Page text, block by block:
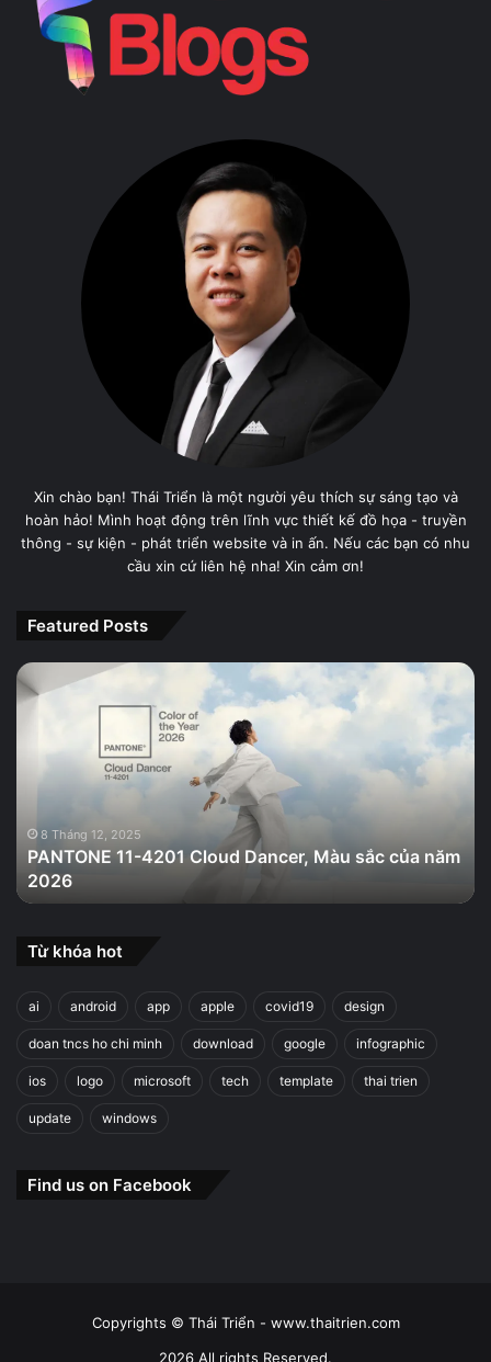
Xin chào bạn! Thái Triển là một người yêu thích sự sáng tạo và
hoàn hảo! Mình hoạt động trên lĩnh vực thiết kế đồ họa - truyền
thông - sự kiện - phát triển website và in ấn. Nếu các bạn có nhu
cầu xin cứ liên hệ nha! Xin cảm ơn!
Featured Posts
PANTONE
11-
Màu
của
năm
2026
8 Tháng 12, 2025
PANTONE 11-4201 Cloud Dancer, Màu sắc của năm
2026
Từ khóa hot
ai android app apple covid19 design
doan tncs ho chi minh download google infographic
ios logo microsoft tech template thai trien
update windows
Find us on Facebook
Copyrights © Thái Triển - www.thaitrien.com
2026 All rights Reserved.